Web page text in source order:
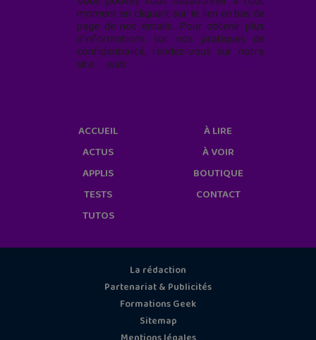
moment en cliquant sur le lien en bas de
page de nos emails. Pour obtenir plus
d'informations sur nos pratiques de
confidentialité, rendez-vous sur notre
site web
ACCUEIL
ACTUS
APPLIS
TESTS
TUTOS
À LIRE
À VOIR
BOUTIQUE
CONTACT
La rédaction
Partenariat & Publicités
Formations Geek
Sitemap